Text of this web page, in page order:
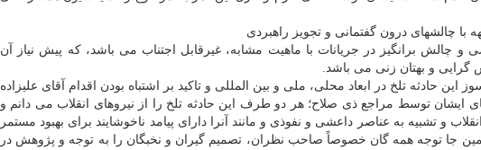
با چالشهای درون گفتمانی و تجویز راهبردی
و چالش برانگیز در جریانات با ماهیت مشابه، غیرقابل اجتناب می باشد، که پیش نیاز آن
گرایی و بهتان زنی می باشد.
این حادثه تلخ در ابعاد محلی، ملی و بین المللی و تاکید بر اشتباه بودن اقدام آقای علیزاده
توسط مراجع ذی صلاح؛ هر دو طرف این حادثه تلخ را از نیروهای انقلاب می دانم و
و تشبیه به عناصر داعشی و نفوذی و مانند آنرا دارای پیامد ناخوشایند برای بهبود مستمر
جا توجه همه گان خصوصاً صاحب نظران، تصمیم گیران و نخبگان را به توجه و پژوهش در